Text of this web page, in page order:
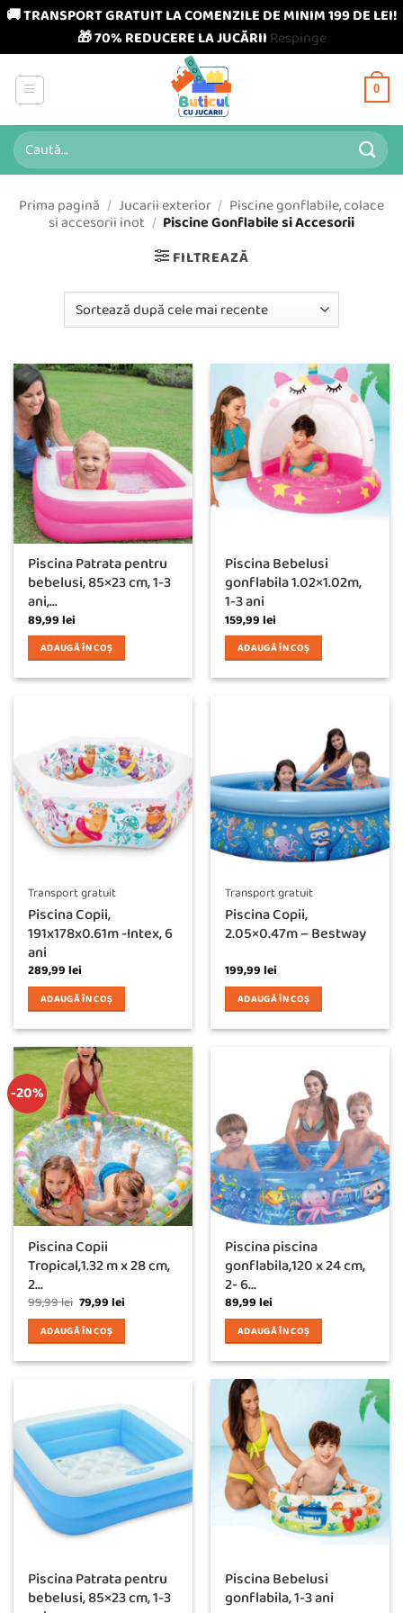
🚚 TRANSPORT GRATUIT LA COMENZILE DE MINIM 199 DE LEI!
🎁 70% REDUCERE LA JUCĂRII Respinge
content
0
Caută
după:
Prima pagină / Jucarii exterior / Piscine gonflabile, colace
si accesorii inot / Piscine Gonflabile si Accesorii
FILTREAZĂ
Piscina Patrata pentru
bebelusi, 85×23 cm, 1-3
ani,...
89,99lei
ADAUGĂ ÎN COȘ
Piscina Bebelusi
gonflabila 1.02×1.02m,
1-3 ani
159,99lei
ADAUGĂ ÎN COȘ
Transport gratuit
Piscina Copii,
191x178x0.61m -Intex, 6
ani
289,99lei
ADAUGĂ ÎN COȘ
Transport gratuit
Piscina Copii,
2.05×0.47m – Bestway
199,99lei
ADAUGĂ ÎN COȘ
-20%
Piscina Copii
Tropical,1.32 m x 28 cm,
2...
99,99lei Prețul
inițial
a
fost:
99,99 lei.
79,99lei
este:
ADAUGĂ ÎN COȘ
Piscina piscina
gonflabila,120 x 24 cm,
2- 6...
89,99lei
ADAUGĂ ÎN COȘ
Piscina Patrata pentru
bebelusi, 85×23 cm, 1-3
Piscina Bebelusi
gonflabila, 1-3 ani